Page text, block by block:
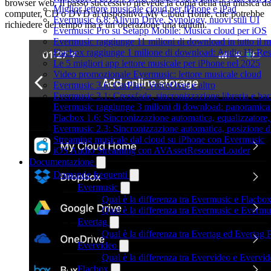
Miglior lettore musicale cloud per iPhone e iPad
Evermusic 6.8: Aliyun Drive, Synology, nuovi stili UI
Evermusic Pro su Setapp Mobile: Musica cloud per iOS
Evermusic raggiunge 11 milioni di download in tutto il
Flacbox raggiunge 1 milione di download: Audio Hi-Res
Le 5 migliori app lettore musicale per iPhone nel 2025
Video promozionale Evermusic: lettore musicale cloud
Evermusic 3.6: CarPlay, VoiceOver e altro
Evermusic 3.1: Crossfade, sincronizzazione libreria e
Evermusic raggiunge 3 milioni di download:
Flacbox 1.6: Sincronizzazione automatica,
Evermusic 2.3: Sincronizzazione automatica, posizione
Streaming musicale dal cloud su iPhone con Evermusic
iOS Audio Streaming con AVAssetResourceLoader
Documentazione
Domande frequenti
Evermusic
Qual è la differenza tra Evermusic e Flacbox
Qual è la differenza tra Evermusic e
Evertag
Qual è la differenza tra Evertag ed Evertag
Evervideo
Qual è la differenza tra Evervideo e
Flacbox
browser web. Il passo successivo prevede la copia della tua musica
computer, CD o DVD al dispositivo My Cloud Home, che potrebbe
richiedere del tempo ma è un’operazione una tantum.